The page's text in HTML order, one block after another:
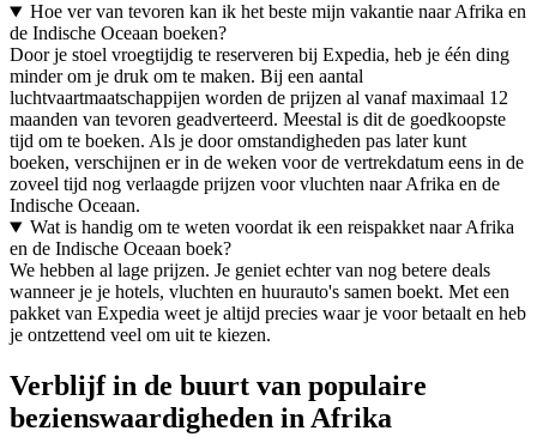
Hoe ver van tevoren kan ik het beste mijn vakantie naar Afrika en
de Indische Oceaan boeken?
Door je stoel vroegtijdig te reserveren bij Expedia, heb je één ding
minder om je druk om te maken. Bij een aantal
luchtvaartmaatschappijen worden de prijzen al vanaf maximaal 12
maanden van tevoren geadverteerd. Meestal is dit de goedkoopste
tijd om te boeken. Als je door omstandigheden pas later kunt
boeken, verschijnen er in de weken voor de vertrekdatum eens in de
zoveel tijd nog verlaagde prijzen voor vluchten naar Afrika en de
Indische Oceaan.
Wat is handig om te weten voordat ik een reispakket naar Afrika
en de Indische Oceaan boek?
We hebben al lage prijzen. Je geniet echter van nog betere deals
wanneer je je hotels, vluchten en huurauto's samen boekt. Met een
pakket van Expedia weet je altijd precies waar je voor betaalt en heb
je ontzettend veel om uit te kiezen.
Verblijf in de buurt van populaire
bezienswaardigheden in Afrika